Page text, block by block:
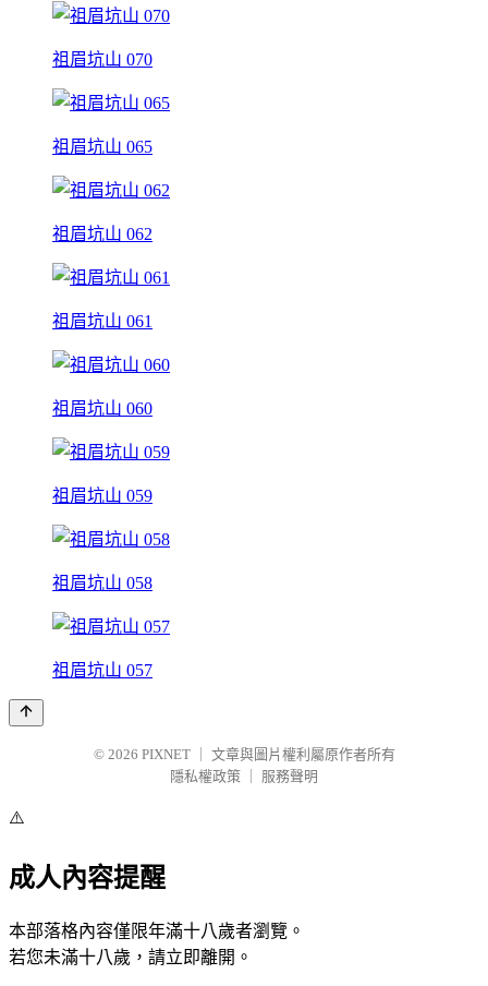
祖眉坑山 070
祖眉坑山 065
祖眉坑山 062
祖眉坑山 061
祖眉坑山 060
祖眉坑山 059
祖眉坑山 058
祖眉坑山 057
© 2026 PIXNET
文章與圖片權利屬原作者所有
隱私權政策
服務聲明
⚠️
成人內容提醒
本部落格內容僅限年滿十八歲者瀏覽。
若您未滿十八歲，請立即離開。